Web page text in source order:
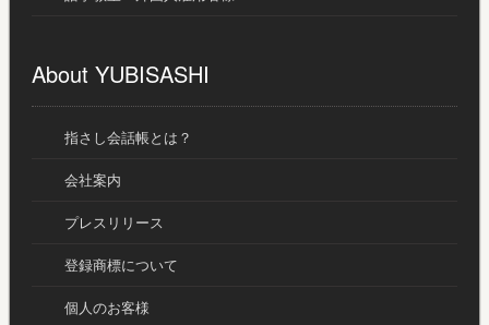
About YUBISASHI
指さし会話帳とは？
会社案内
プレスリリース
登録商標について
個人のお客様